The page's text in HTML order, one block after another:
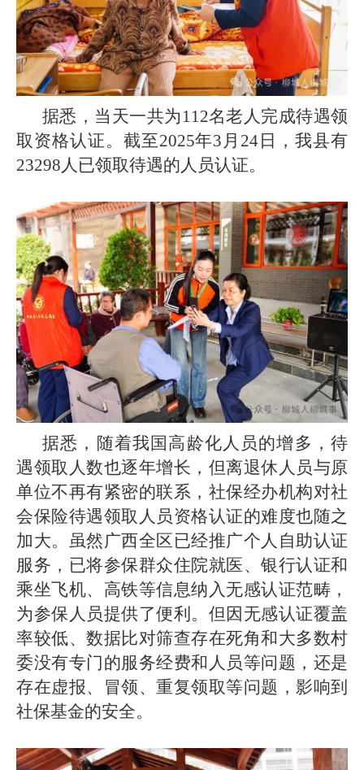
据悉，当天一共为112名老人完成待遇领
取资格认证。截至2025年3月24日，我县有
23298人已领取待遇的人员认证。
据悉，随着我国高龄化人员的增多，待
遇领取人数也逐年增长，但离退休人员与原
单位不再有紧密的联系，社保经办机构对社
会保险待遇领取人员资格认证的难度也随之
加大。虽然广西全区已经推广个人自助认证
服务，已将参保群众住院就医、银行认证和
乘坐飞机、高铁等信息纳入无感认证范畴，
为参保人员提供了便利。但因无感认证覆盖
率较低、数据比对筛查存在死角和大多数村
委没有专门的服务经费和人员等问题，还是
存在虚报、冒领、重复领取等问题，影响到
社保基金的安全。